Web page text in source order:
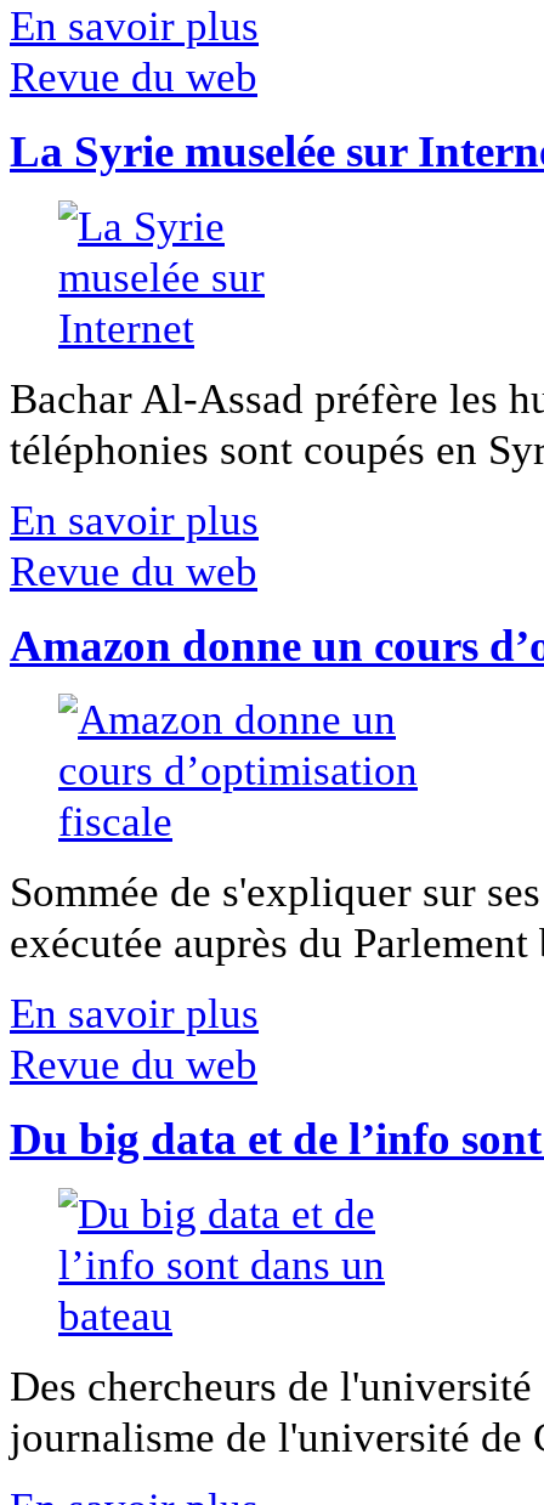
En savoir plus
Revue du web
La Syrie muselée sur
Bachar Al-Assad préfère les
téléphonies sont coupés en
En savoir plus
Revue du web
Amazon donne un cours
Sommée de s'expliquer sur
exécutée auprès du
En savoir plus
Revue du web
Du big data et de l’info
Des chercheurs de
journalisme de l'université